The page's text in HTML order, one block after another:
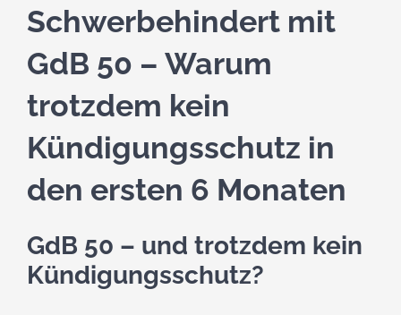
Schwerbehindert mit
GdB 50 – Warum
trotzdem kein
Kündigungsschutz in
den ersten 6 Monaten
GdB 50 – und trotzdem kein
Kündigungsschutz?